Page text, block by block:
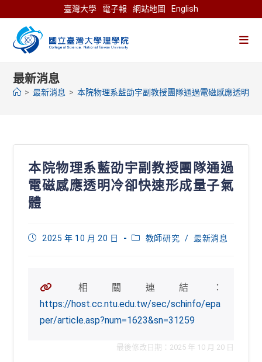
to
content
臺灣大學 電子報 網站地圖 English
最新消息
> 最新消息 > 本院物理系藍劭宇副教授團隊通過電磁感應透明冷
本院物理系藍劭宇副教授團隊通過
電磁感應透明冷卻快速形成量子氣
體
Post2025 年 10 月 20 日
Post教師研究 / 最新消息
相關連結：
https://host.cc.ntu.edu.tw/sec/schinfo/epa
per/article.asp?num=1623&sn=31259
最後修改日期：2025 年 10 月 20 日